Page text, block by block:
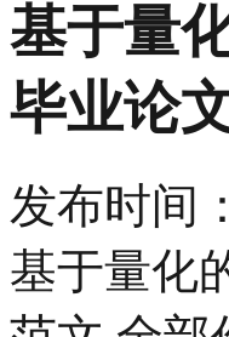
基于量
毕业论
发布时间：
基于量化